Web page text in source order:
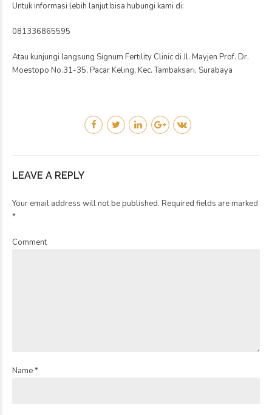
Untuk informasi lebih lanjut bisa hubungi kami di:
081336865595
Atau kunjungi langsung Signum Fertility Clinic di Jl. Mayjen Prof. Dr.
Moestopo No.31-35, Pacar Keling, Kec. Tambaksari, Surabaya
LEAVE A REPLY
Your email address will not be published. Required fields are marked
*
Comment
Name *